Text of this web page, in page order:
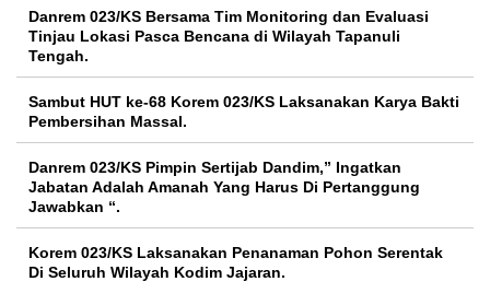
Danrem 023/KS Bersama Tim Monitoring dan Evaluasi
Tinjau Lokasi Pasca Bencana di Wilayah Tapanuli
Tengah.
Sambut HUT ke-68 Korem 023/KS Laksanakan Karya Bakti
Pembersihan Massal.
Danrem 023/KS Pimpin Sertijab Dandim,” Ingatkan
Jabatan Adalah Amanah Yang Harus Di Pertanggung
Jawabkan “.
Korem 023/KS Laksanakan Penanaman Pohon Serentak
Di Seluruh Wilayah Kodim Jajaran.